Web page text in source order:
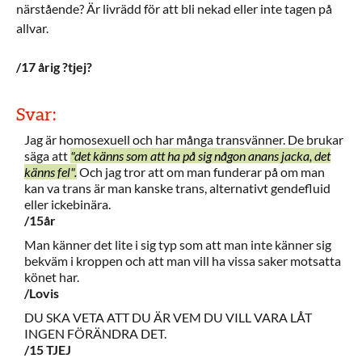
närstående? Är livrädd för att bli nekad eller inte tagen på
allvar.
/17 årig ?tjej?
Svar:
Jag är homosexuell och har många transvänner. De brukar
säga att "det känns som att ha på sig någon anans jacka, det
känns fel".Och jag tror att om man funderar på om man
kan va trans är man kanske trans, alternativt gendefluid
eller ickebinära.
/15år
Man känner det lite i sig typ som att man inte känner sig
bekväm i kroppen och att man vill ha vissa saker motsatta
könet har.
/Lovis
DU SKA VETA ATT DU ÄR VEM DU VILL VARA LÅT
INGEN FÖRÄNDRA DET.
/15 TJEJ